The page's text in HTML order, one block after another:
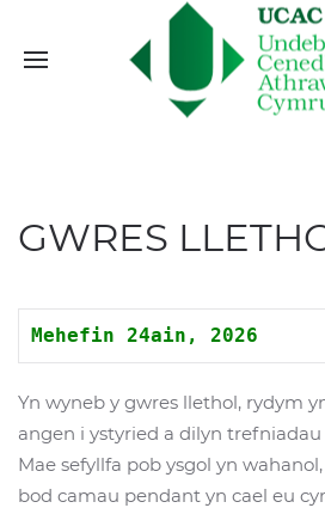
GWRES
Mehefin 24ain, 2026
Yn wyneb y gwres llethol, rydym
angen i ystyried a dilyn trefniadau
Mae sefyllfa pob ysgol yn
bod camau pendant yn cael eu